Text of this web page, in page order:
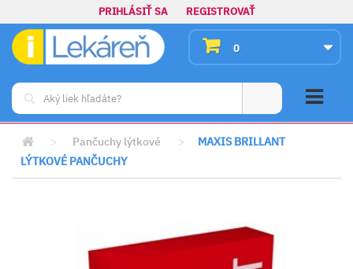
PRIHLÁSIŤ SA REGISTROVAŤ
0
> Pančuchy lýtkové >
MAXIS BRILLANT
LÝTKOVÉ PANČUCHY